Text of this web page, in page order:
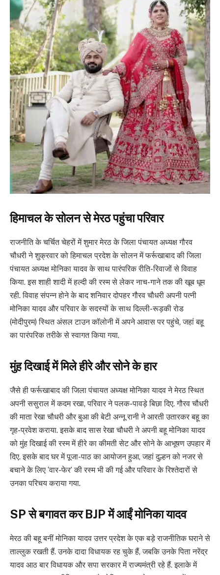
हिमाचल के सोलन से मेरठ पहुंचा परिवार
राजनीति के चर्चित चेहरों में शुमार मेरठ के जिला पंचायत अध्यक्ष गौरव
चौधरी ने शुक्रवार को हिमाचल प्रदेश के सोलन में फर्रूखाबाद की जिला
पंचायत अध्यक्ष मोनिका यादव के साथ पारंपरिक रीति-रिवाजों से विवाह
किया. इस शाही शादी में हल्दी की रस्म से लेकर नाच-गाने तक की खूब धूम
रही. विवाह संपन्न होने के बाद शनिवार दोपहर गौरव चौधरी अपनी पत्नी
मोनिका यादव और परिवार के सदस्यों के साथ दिल्ली-रूड़की रोड
(मोदीपुरम) स्थित अंसल टाउन कॉलोनी में अपने आवास पर पहुंचे, जहां बहू
का पारंपरिक तरीके से स्वागत किया गया.
मुंह दिखाई में मिले हीरे और सोने के हार
जैसे ही फर्रूखाबाद की जिला पंचायत अध्यक्ष मोनिका यादव ने मेरठ स्थित
अपनी ससुराल में कदम रखा, परिवार ने पलक-पावड़े बिछा दिए. गौरव चौधरी
की माता रेखा चौधरी और बुआ की बेटी अन्नू रानी ने आरती उतारकर बहू का
गृह-प्रवेश कराया. इसके बाद सास रेखा चौधरी ने अपनी बहू मोनिका यादव
को मुंह दिखाई की रस्म में हीरे का कीमती सेट और सोने के आभूषण उपहार में
दिए. इसके बाद घर में पूजा-पाठ का आयोजन हुआ, जहां दुल्हन को नजर से
बचाने के लिए ‘वार-फेर’ की रस्म भी की गई और परिवार के रिश्तेदारों से
उनका परिचय कराया गया.
SP से बगावत कर BJP में आईं मोनिका यादव
मेरठ की बहू बनीं मोनिका यादव उत्तर प्रदेश के एक बड़े राजनीतिक घराने से
ताल्लुक रखती हैं. उनके दादा विधायक रह चुके हैं, जबकि उनके पिता नरेंद्र
यादव आठ बार विधायक और सपा सरकार में राज्यमंत्री रहे हैं. इलाके में